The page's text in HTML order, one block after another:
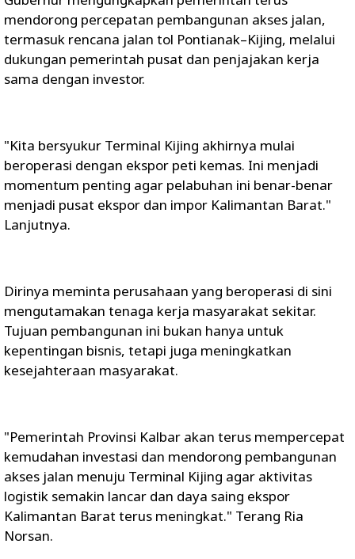
mendorong percepatan pembangunan akses jalan,
termasuk rencana jalan tol Pontianak–Kijing, melalui
dukungan pemerintah pusat dan penjajakan kerja
sama dengan investor.
"Kita bersyukur Terminal Kijing akhirnya mulai
beroperasi dengan ekspor peti kemas. Ini menjadi
momentum penting agar pelabuhan ini benar-benar
menjadi pusat ekspor dan impor Kalimantan Barat."
Lanjutnya.
Dirinya meminta perusahaan yang beroperasi di sini
mengutamakan tenaga kerja masyarakat sekitar.
Tujuan pembangunan ini bukan hanya untuk
kepentingan bisnis, tetapi juga meningkatkan
kesejahteraan masyarakat.
"Pemerintah Provinsi Kalbar akan terus mempercepat
kemudahan investasi dan mendorong pembangunan
akses jalan menuju Terminal Kijing agar aktivitas
logistik semakin lancar dan daya saing ekspor
Kalimantan Barat terus meningkat." Terang Ria
Norsan.